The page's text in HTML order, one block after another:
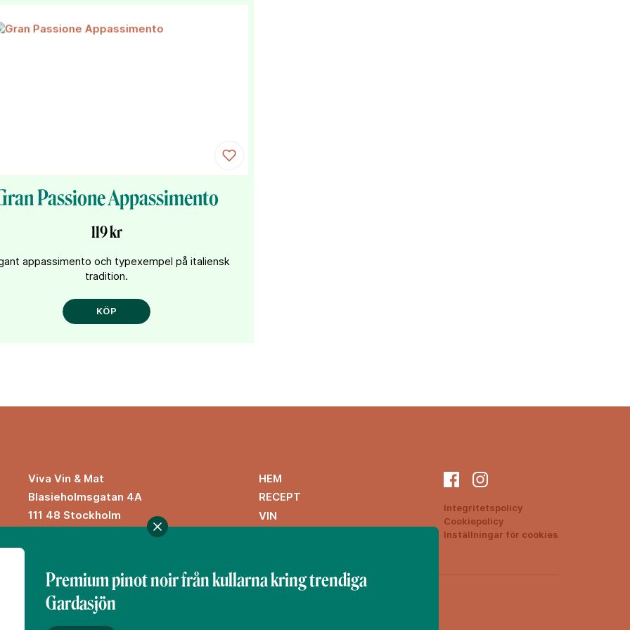
Passione Appassimento
119 kr
appassimento och typexempel på italiensk
tradition.
KÖP
Viva Vin & Mat
Blasieholmsgatan 4A
111 48 Stockholm
HEM
RECEPT
VIN
Integritetspolicy
Cookiepolicy
Inställningar för cookies
Denna webbplats drivs av Vinklubben i Norden AB
© 2026 vivavinomat.se
Premium pinot noir från kullarna kring trendiga
Gardasjön